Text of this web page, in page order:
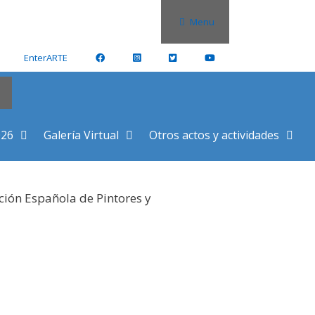
Menu
EnterARTE
Galería Virtual Otros actos y actividades
Española de Pintores y